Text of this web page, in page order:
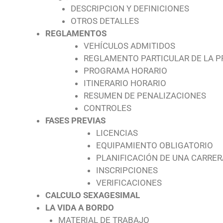
DESCRIPCION Y DEFINICIONES
OTROS DETALLES
REGLAMENTOS
VEHÍCULOS ADMITIDOS
REGLAMENTO PARTICULAR DE LA
PROGRAMA HORARIO
ITINERARIO HORARIO
RESUMEN DE PENALIZACIONES
CONTROLES
FASES PREVIAS
LICENCIAS
EQUIPAMIENTO OBLIGATORIO
PLANIFICACIÓN DE UNA
INSCRIPCIONES
VERIFICACIONES
CALCULO SEXAGESIMAL
LA VIDA A BORDO
MATERIAL DE TRABAJO